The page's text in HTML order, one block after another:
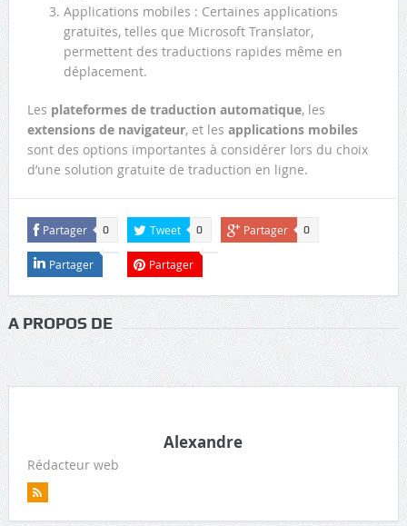
Applications mobiles : Certaines applications
gratuites, telles que Microsoft Translator,
permettent des traductions rapides même en
déplacement.
Les plateformes de traduction automatique, les
extensions de navigateur, et les applications mobiles
sont des options importantes à considérer lors du choix
d’une solution gratuite de traduction en ligne.
Partager 0 Tweet 0 Partager 0
Partager Partager
A PROPOS DE
Alexandre
Rédacteur web